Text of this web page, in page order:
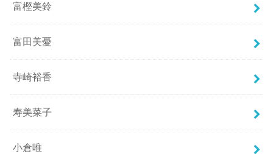
富樫美鈴
富田美憂
寺崎裕香
寿美菜子
小倉唯